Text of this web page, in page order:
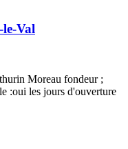
le-Val
Moreau fondeur ;
:oui les jours d'ouverture